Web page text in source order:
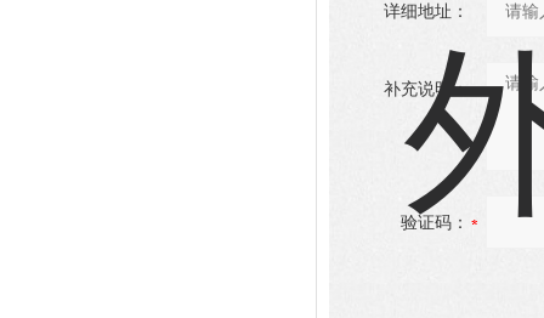
详细地址：
补充说明：
验证码：